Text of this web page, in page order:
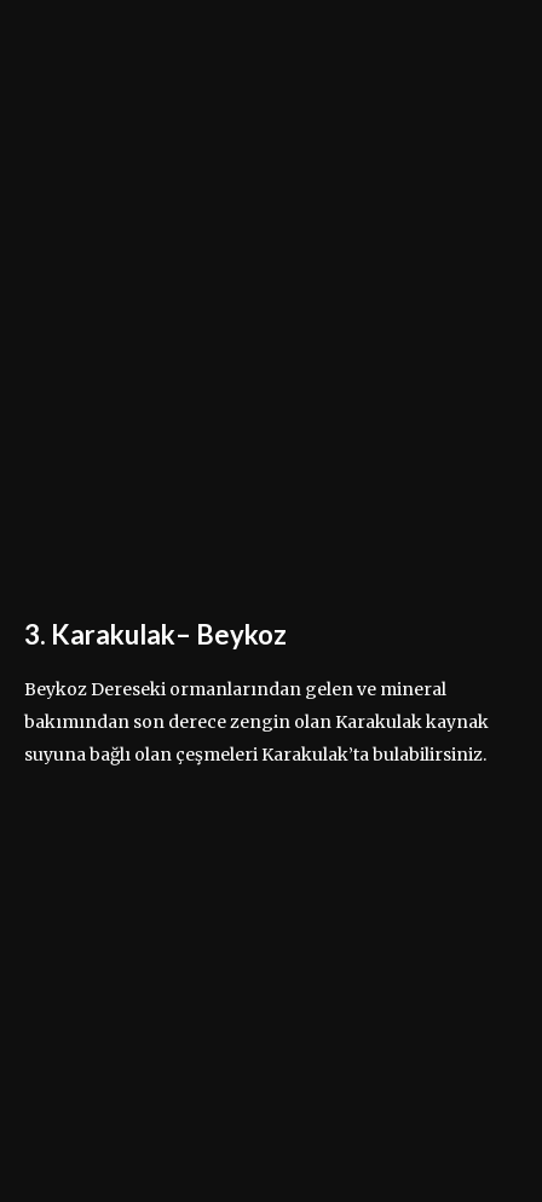
3. Karakulak– Beykoz
Beykoz Dereseki ormanlarından gelen ve mineral
bakımından son derece zengin olan Karakulak kaynak
suyuna bağlı olan çeşmeleri Karakulak’ta bulabilirsiniz.